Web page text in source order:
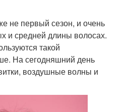
не первый сезон, и очень
и средней длины волосах.
такой
На сегодняшний день
воздушные волны и